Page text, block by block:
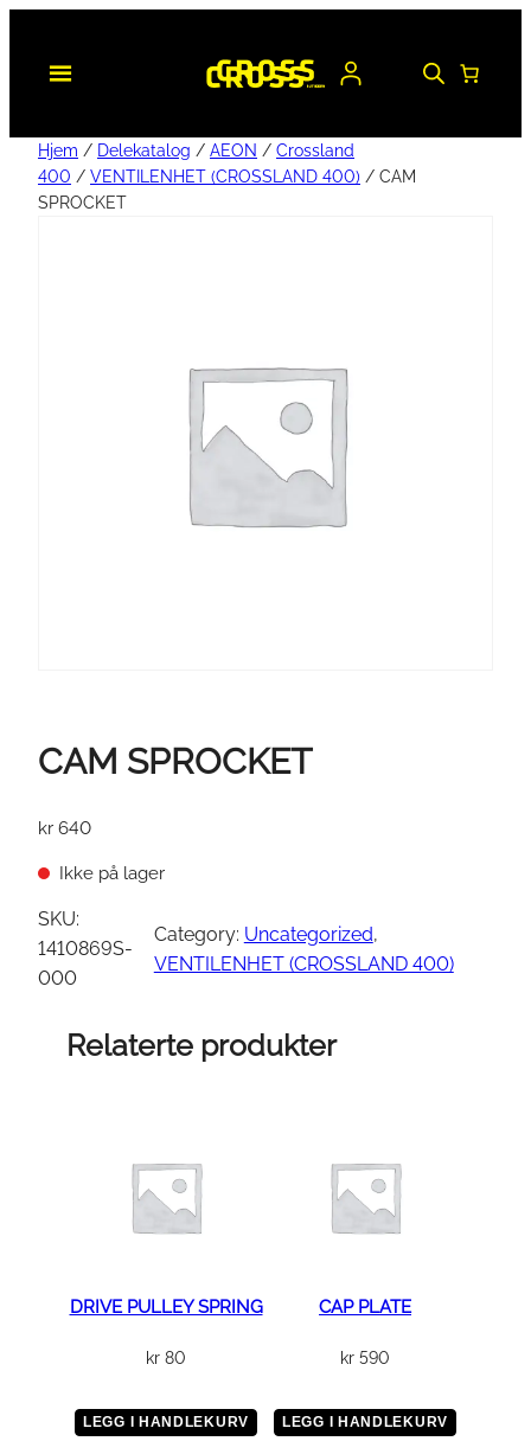
Hjem / Delekatalog / AEON / Crossland
400 / VENTILENHET (CROSSLAND 400) / CAM
SPROCKET
CAM SPROCKET
kr 640
Ikke på lager
SKU:
1410869S-
000
Category: Uncategorized
VENTILENHET (CROSSLAND 400)
Relaterte produkter
DRIVE PULLEY SPRING
kr 80
LEGG I HANDLEKURV
CAP PLATE
kr 590
LEGG I HANDLEKURV